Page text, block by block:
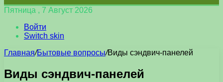
Пятница , 7 Август 2026
Войти
Switch skin
Главная/Бытовые вопросы/Виды сэндвич-панелей
Виды сэндвич-панелей